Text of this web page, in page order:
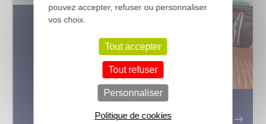
pouvez accepter, refuser ou personnaliser
vos choix.
Tout accepter
Tout refuser
Personnaliser
Politique de cookies